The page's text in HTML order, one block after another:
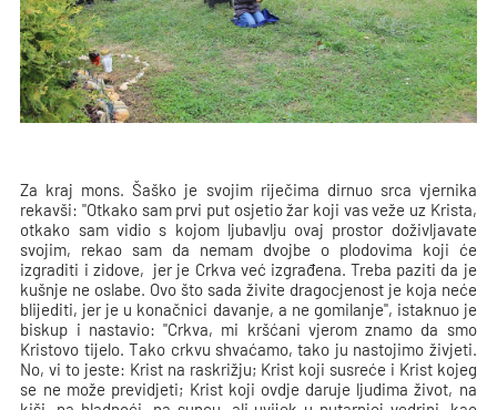
Za kraj mons. Šaško je svojim riječima dirnuo srca vjernika
rekavši: "Otkako sam prvi put osjetio žar koji vas veže uz Krista,
otkako sam vidio s kojom ljubavlju ovaj prostor doživljavate
svojim, rekao sam da nemam dvojbe o plodovima koji će
izgraditi i zidove, jer je Crkva već izgrađena. Treba paziti da je
kušnje ne oslabe. Ovo što sada živite dragocjenost je koja neće
blijediti, jer je u konačnici davanje, a ne gomilanje", istaknuo je
biskup i nastavio: "Crkva, mi kršćani vjerom znamo da smo
Kristovo tijelo. Tako crkvu shvaćamo, tako ju nastojimo živjeti.
No, vi to jeste: Krist na raskrižju; Krist koji susreće i Krist kojeg
se ne može previdjeti; Krist koji ovdje daruje ljudima život, na